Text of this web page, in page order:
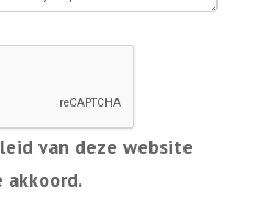
van deze website
akkoord.